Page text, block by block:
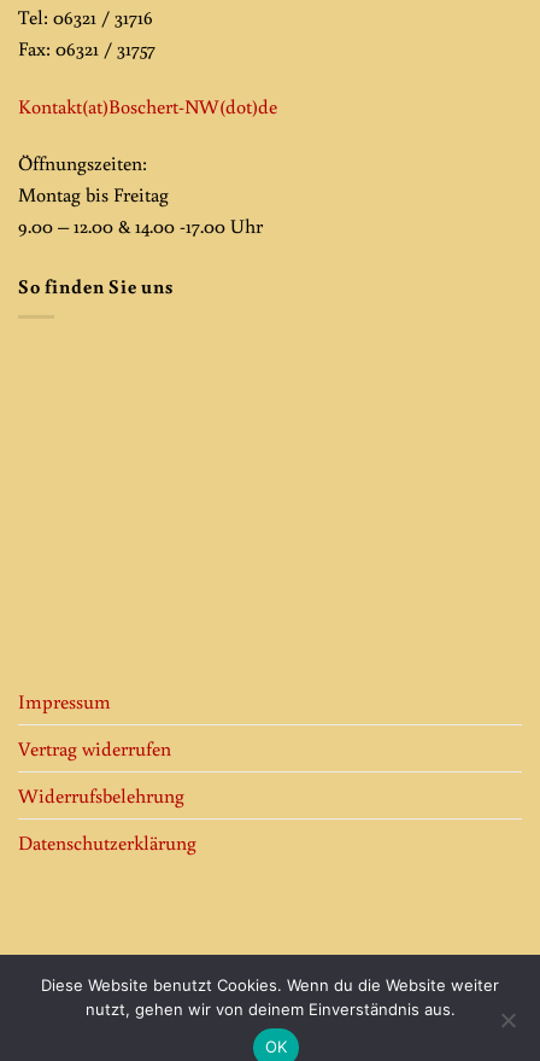
Tel: 06321 / 31716
Fax: 06321 / 31757
Kontakt(at)Boschert-NW(dot)de
Öffnungszeiten:
Montag bis Freitag
9.00 – 12.00 & 14.00 -17.00 Uhr
So finden Sie uns
Impressum
Vertrag widerrufen
Widerrufsbelehrung
Datenschutzerklärung
Visa PayPal MasterCard
Cash
Buchbinderei Boschert
Diese Website benutzt Cookies. Wenn du die Website weiter
nutzt, gehen wir von deinem Einverständnis aus.
OK